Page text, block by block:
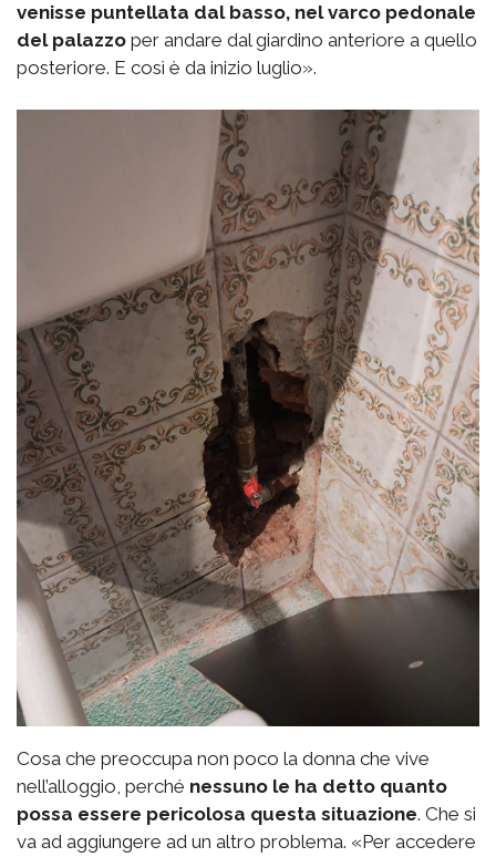
venisse puntellata dal basso, nel varco pedonale
del palazzo per andare dal giardino anteriore a quello
posteriore. E così è da inizio luglio».
Cosa che preoccupa non poco la donna che vive
nell’alloggio, perché nessuno le ha detto quanto
possa essere pericolosa questa situazione. Che si
va ad aggiungere ad un altro problema. «Per accedere